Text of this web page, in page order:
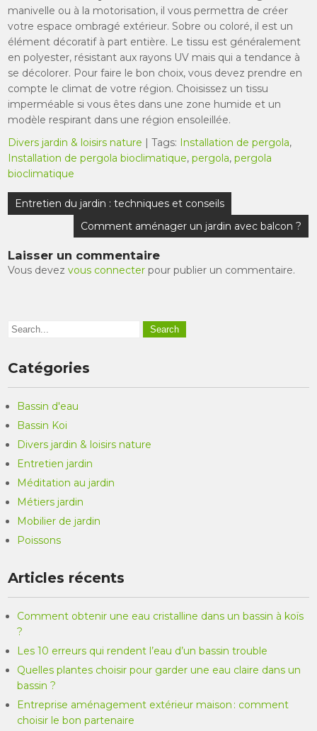
manivelle ou à la motorisation, il vous permettra de créer
votre espace ombragé extérieur. Sobre ou coloré, il est un
élément décoratif à part entière. Le tissu est généralement
en polyester, résistant aux rayons UV mais qui a tendance à
se décolorer. Pour faire le bon choix, vous devez prendre en
compte le climat de votre région. Choisissez un tissu
imperméable si vous êtes dans une zone humide et un
modèle respirant dans une région ensoleillée.
Divers jardin & loisirs nature | Tags: Installation de pergola,
Installation de pergola bioclimatique,pergola,pergola
bioclimatique
Navigation
de
Entretien du jardin : techniques et conseils
Comment aménager un jardin avec balcon ?
Laisser un commentaire
Vous devezvous connecter pour publier un commentaire.
Catégories
Bassin d'eau
Bassin Koi
Divers jardin & loisirs nature
Entretien jardin
Méditation au jardin
Métiers jardin
Mobilier de jardin
Poissons
Articles récents
Comment obtenir une eau cristalline dans un bassin à koïs
?
Les 10 erreurs qui rendent l’eau d’un bassin trouble
Quelles plantes choisir pour garder une eau claire dans un
bassin ?
Entreprise aménagement extérieur maison : comment
choisir le bon partenaire